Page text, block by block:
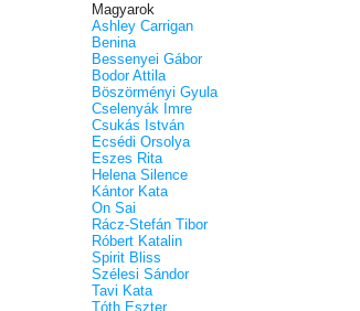
Magyarok
Ashley Carrigan
Benina
Bessenyei Gábor
Bodor Attila
Böszörményi Gyula
Cselenyák Imre
Csukás István
Ecsédi Orsolya
Eszes Rita
Helena Silence
Kántor Kata
On Sai
Rácz-Stefán Tibor
Róbert Katalin
Spirit Bliss
Szélesi Sándor
Tavi Kata
Tóth Eszter